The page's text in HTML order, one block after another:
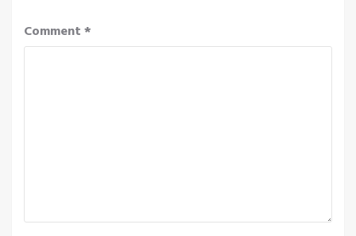
Comment*